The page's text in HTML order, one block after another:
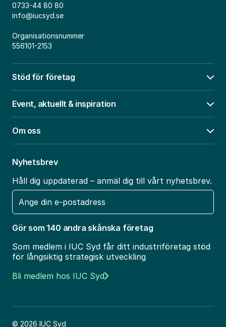
0733-44 80 80
info@iucsyd.se
Organisationsnummer
556101-2153
Stöd för företag
Event, aktuellt & inspiration
Om oss
Nyhetsbrev
Håll dig uppdaterad – anmäl dig till vårt nyhetsbrev.
E-
post
Gör som 140 andra skånska företag
Som medlem i IUC Syd får ditt industriföretag stöd
för långsiktig strategisk utveckling
Bli medlem hos IUC Syd
© 2026 IUC Syd